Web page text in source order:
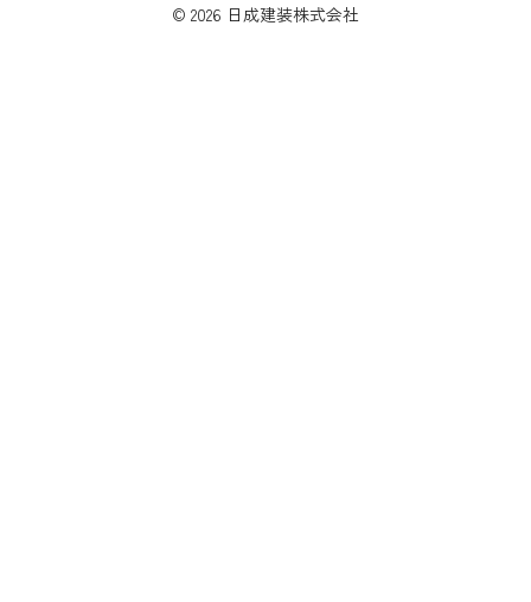
© 2026 日成建装株式会社